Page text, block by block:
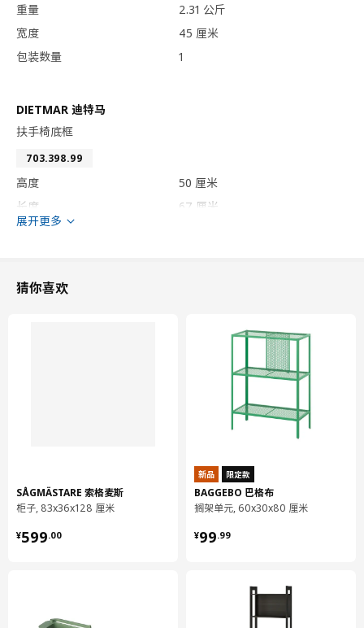
重量
2.31 公斤
宽度
45 厘米
包装数量
1
DIETMAR 迪特马
扶手椅底框
703.398.99
高度
50 厘米
长度
67 厘米
净重
相关文件
604.516.45
LEIFARNE 雷夫尼 椅面
展开更多
猜你喜欢
SÅGMÄSTARE 索格麦斯
柜子, 83x36x128 厘米
¥599.00
¥ 599.00
新品 限定款
BAGGEBO 巴格布
搁架单元, 60x30x80 厘米
¥99.99
¥ 99.99